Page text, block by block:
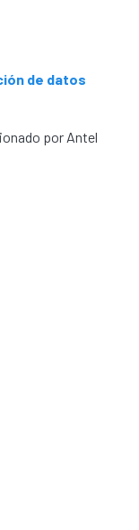
de datos
por Antel